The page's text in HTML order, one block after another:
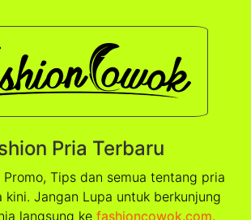
Pria Terbaru
Promo, Tips dan semua tentang pria
kini. Jangan Lupa untuk berkunjung
langsung ke fashioncowok.com.